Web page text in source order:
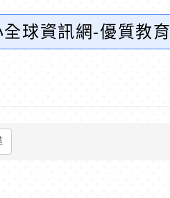
球資訊網-優質教育